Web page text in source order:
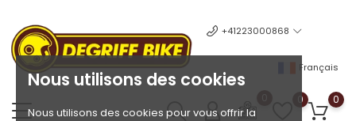
Nous utilisons des cookies
Nous utilisons des cookies pour vous offrir la
+41223000868
Français
0 0